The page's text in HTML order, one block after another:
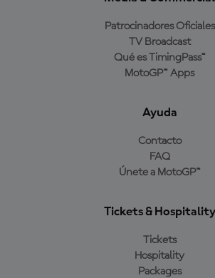
Patrocinadores Oficiales
TV Broadcast
Qué es TimingPass™
MotoGP™ Apps
Ayuda
Contacto
FAQ
Únete a MotoGP™
Tickets & Hospitality
Tickets
Hospitality
Packages